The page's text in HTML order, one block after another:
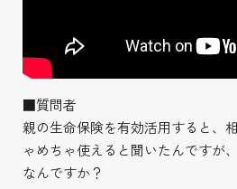
■質問者
親の生命保険を有効活用すると、
ゃめちゃ使えると聞いたんですが
なんですか？